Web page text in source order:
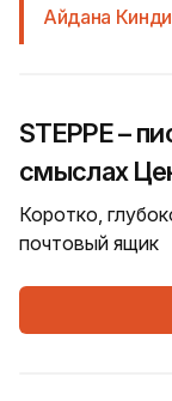
Айдана
STEPPE –
смыслах
Коротко,
почтовый ящик